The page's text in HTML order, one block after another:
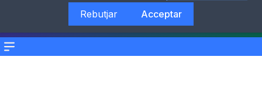
Menu
Rebutjar
Acceptar